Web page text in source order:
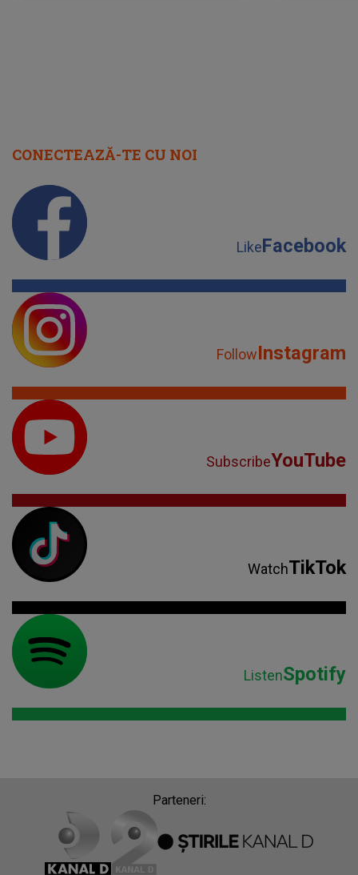
CONECTEAZĂ-TE CU NOI
LikeFacebook
FollowInstagram
SubscribeYouTube
WatchTikTok
ListenSpotify
Parteneri: